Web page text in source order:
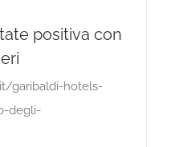
positiva con
garibaldi-hotels-
degli-